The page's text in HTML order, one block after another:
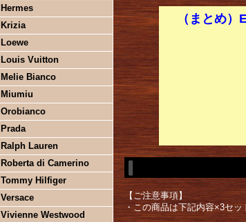
Hermes
Krizia
Loewe
Louis Vuitton
Melie Bianco
Miumiu
Orobianco
Prada
Ralph Lauren
Roberta di Camerino
Tommy Hilfiger
Versace
Vivienne Westwood
（まとめ
【ご注意事項】
・この商品は下記内容×3セッ